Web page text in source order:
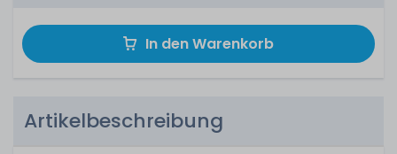
In den Warenkorb
Artikelbeschreibung